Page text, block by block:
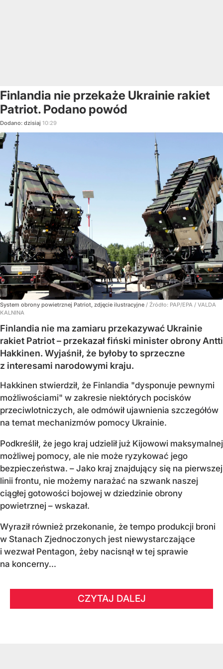
Finlandia nie przekaże Ukrainie rakiet
Patriot. Podano powód
Dodano: dzisiaj 10:29
System obrony powietrznej Patriot, zdjęcie ilustracyjne / Źródło: PAP/EPA / VALDA
KALNINA
Finlandia nie ma zamiaru przekazywać Ukrainie
rakiet Patriot – przekazał fiński minister obrony Antti
Hakkinen. Wyjaśnił, że byłoby to sprzeczne
z interesami narodowymi kraju.
Hakkinen stwierdził, że Finlandia "dysponuje pewnymi
możliwościami" w zakresie niektórych pocisków
przeciwlotniczych, ale odmówił ujawnienia szczegółów
na temat mechanizmów pomocy Ukrainie.
Podkreślił, że jego kraj udzielił już Kijowowi maksymalnej
możliwej pomocy, ale nie może ryzykować jego
bezpieczeństwa. – Jako kraj znajdujący się na pierwszej
linii frontu, nie możemy narażać na szwank naszej
ciągłej gotowości bojowej w dziedzinie obrony
powietrznej – wskazał.
Wyraził również przekonanie, że tempo produkcji broni
w Stanach Zjednoczonych jest niewystarczające
i wezwał Pentagon, żeby nacisnął w tej sprawie
na koncerny...
CZYTAJ DALEJ